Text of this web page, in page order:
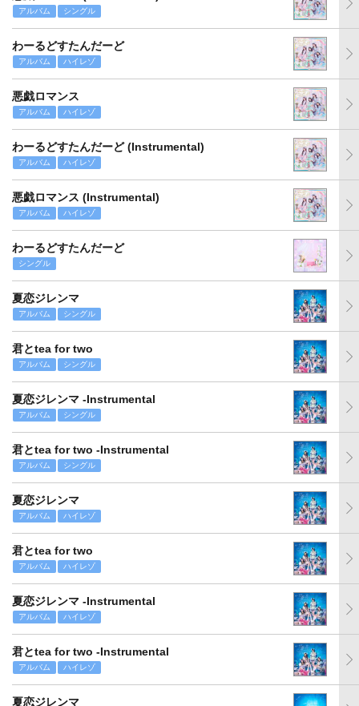
アルバム シングル
わーるどすたんだーど
アルバム ハイレゾ
悪戯ロマンス
アルバム ハイレゾ
わーるどすたんだーど (Instrumental)
アルバム ハイレゾ
悪戯ロマンス (Instrumental)
アルバム ハイレゾ
わーるどすたんだーど
シングル
夏恋ジレンマ
アルバム シングル
君とtea for two
アルバム シングル
夏恋ジレンマ -Instrumental
アルバム シングル
君とtea for two -Instrumental
アルバム シングル
夏恋ジレンマ
アルバム ハイレゾ
君とtea for two
アルバム ハイレゾ
夏恋ジレンマ -Instrumental
アルバム ハイレゾ
君とtea for two -Instrumental
アルバム ハイレゾ
夏恋ジレンマ